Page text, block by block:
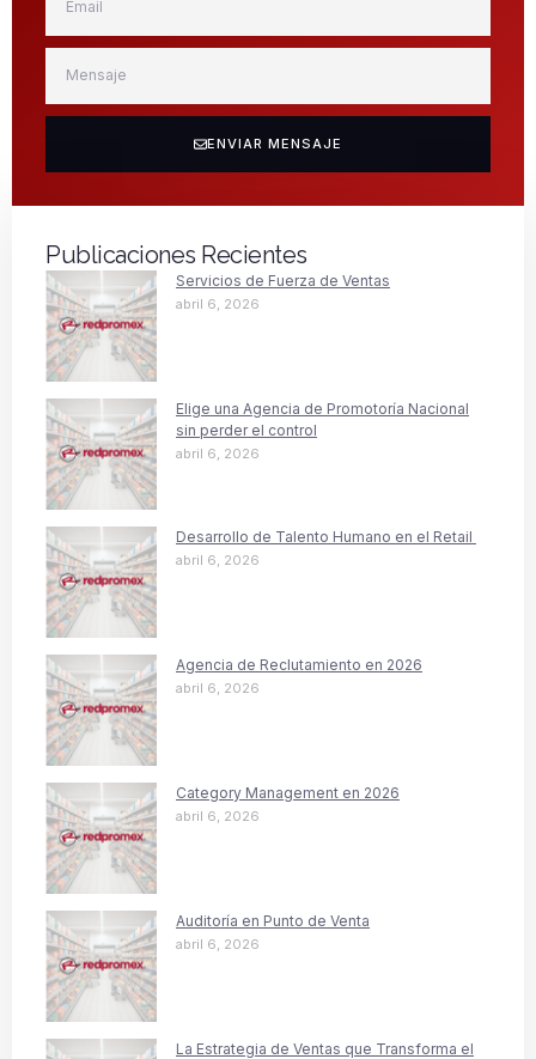
ENVIAR MENSAJE
Publicaciones Recientes
Servicios de Fuerza de Ventas
abril 6, 2026
Elige una Agencia de Promotoría Nacional
sin perder el control
abril 6, 2026
Desarrollo de Talento Humano en el Retail
abril 6, 2026
Agencia de Reclutamiento en 2026
abril 6, 2026
Category Management en 2026
abril 6, 2026
Auditoría en Punto de Venta
abril 6, 2026
La Estrategia de Ventas que Transforma el